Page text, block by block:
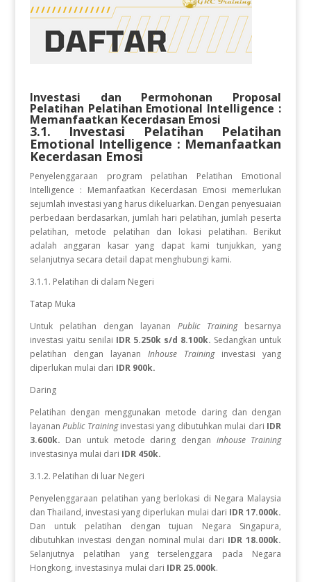
Investasi dan Permohonan Proposal
Pelatihan Pelatihan Emotional Intelligence :
Memanfaatkan Kecerdasan Emosi
3.1. Investasi Pelatihan Pelatihan
Emotional Intelligence : Memanfaatkan
Kecerdasan Emosi
Penyelenggaraan program pelatihan Pelatihan Emotional
Intelligence : Memanfaatkan Kecerdasan Emosi memerlukan
sejumlah investasi yang harus dikeluarkan. Dengan penyesuaian
perbedaan berdasarkan, jumlah hari pelatihan, jumlah peserta
pelatihan, metode pelatihan dan lokasi pelatihan. Berikut
adalah anggaran kasar yang dapat kami tunjukkan, yang
selanjutnya secara detail dapat menghubungi kami.
3.1.1. Pelatihan di dalam Negeri
Tatap Muka
Untuk pelatihan dengan layanan Public Trainingbesarnya
investasi yaitu senilai IDR 5.250k s/d 8.100k. Sedangkan untuk
pelatihan dengan layanan Inhouse Training investasi yang
diperlukan mulai dari IDR 900k.
Daring
Pelatihan dengan menggunakan metode daring dan dengan
layananPublic Traininginvestasi yang dibutuhkan mulai dari IDR
3.600k. Dan untuk metode daring dengan inhouse Training
investasinya mulai dari IDR 450k.
3.1.2. Pelatihan di luar Negeri
Penyelenggaraan pelatihan yang berlokasi di Negara Malaysia
dan Thailand, investasi yang diperlukan mulai dari IDR 17.000k.
Dan
untuk pelatihan dengan tujuan Negara
Singapura,
dibutuhkan investasi dengan nominal mulai dari IDR 18.000k.
Selanjutnya pelatihan yang terselenggara pada Negara
Hongkong, investasinya mulai dari IDR 25.000k.